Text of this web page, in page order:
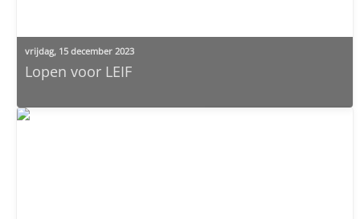
vrijdag, 15 december 2023
Lopen voor LEIF